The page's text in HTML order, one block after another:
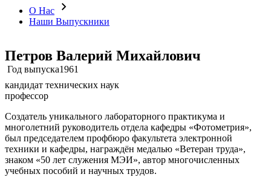
О Нас
Наши Выпускники
Петров Валерий Михайлович
Год выпуска1961
кандидат технических наук
профессор
Создатель уникального лабораторного практикума и
многолетний руководитель отдела кафедры «Фотометрия»,
был председателем профбюро факультета электронной
техники и кафедры, награждён медалью «Ветеран труда»,
знаком «50 лет служения МЭИ», автор многочисленных
учебных пособий и научных трудов.